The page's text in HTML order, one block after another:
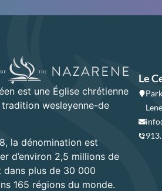
est une Église chrétienne
wesleyenne-de
la dénomination est
d’environ 2,5 millions de
dans plus de 30 000
165 régions du monde.
Le